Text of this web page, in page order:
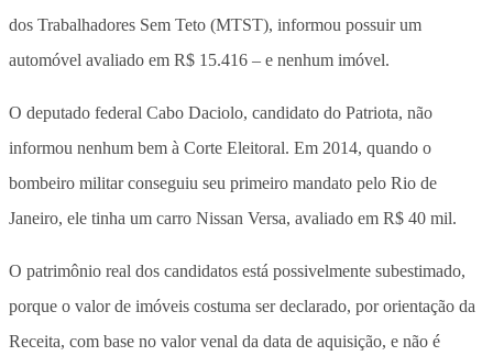
dos Trabalhadores Sem Teto (MTST), informou possuir um
automóvel avaliado em R$ 15.416 – e nenhum imóvel.
O deputado federal Cabo Daciolo, candidato do Patriota, não
informou nenhum bem à Corte Eleitoral. Em 2014, quando o
bombeiro militar conseguiu seu primeiro mandato pelo Rio de
Janeiro, ele tinha um carro Nissan Versa, avaliado em R$ 40 mil.
O patrimônio real dos candidatos está possivelmente subestimado,
porque o valor de imóveis costuma ser declarado, por orientação da
Receita, com base no valor venal da data de aquisição, e não é